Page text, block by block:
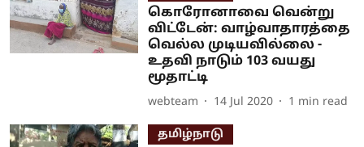
கொரோனாவை வென்று
விட்டேன்: வாழ்வாதாரத்தை
வெல்ல முடியவில்லை -
உதவி நாடும் 103 வயது
மூதாட்டி
webteam 14 Jul 2020 1 min read
தமிழ்நாடு